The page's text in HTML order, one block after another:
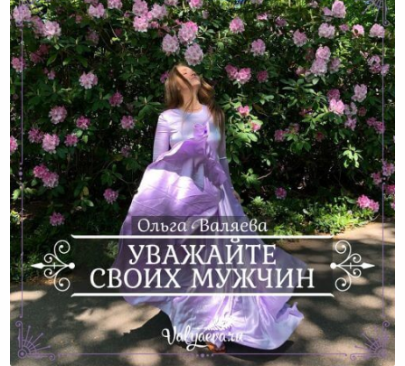
Уважайте Своих Мужчин